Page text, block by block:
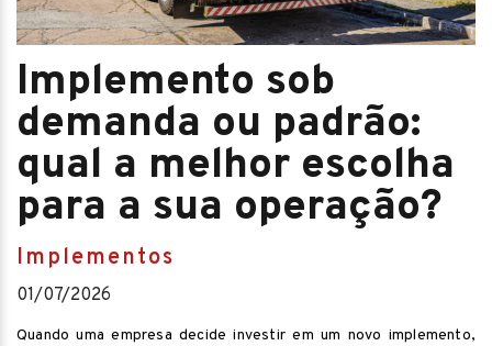
Implemento sob
demanda ou padrão:
qual a melhor escolha
para a sua operação?
Implementos
01/07/2026
Quando uma empresa decide investir em um novo implemento,